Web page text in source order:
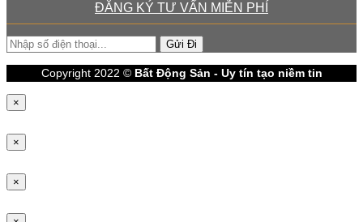
ĐĂNG KÝ TƯ VẤN MIỄN PHÍ
Gửi Đi
Copyright 2022 © Bất Động Sản - Uy tín tạo niềm tin
×
×
×